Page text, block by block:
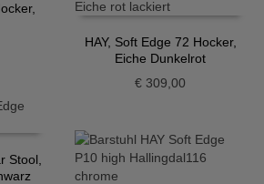
HAY, Soft Edge 72 Hocker,
Eiche Dunkelrot
€ 309,00
Stool,